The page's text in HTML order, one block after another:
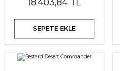
18.403,84 TL
SEPETE EKLE